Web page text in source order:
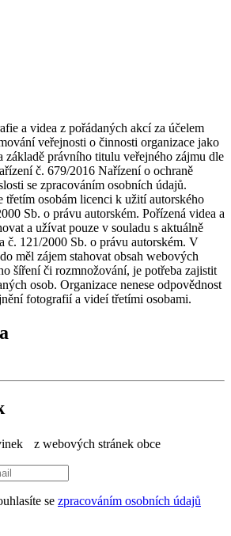
a videa z pořádaných akcí za účelem
veřejnosti o činnosti organizace jako
základě právního titulu veřejného zájmu dle
č. 679/2016 Nařízení o ochraně
se zpracováním osobních údajů.
třetím osobám licenci k užití autorského
Sb. o právu autorském. Pořízená videa a
a užívat pouze v souladu s aktuálně
č. 121/2000 Sb. o právu autorském. V
měl zájem stahovat obsah webových
šíření či rozmnožování, je potřeba zajistit
osob. Organizace nenese odpovědnost
fotografií a videí třetími osobami.
z webových stránek obce
se zpracováním osobních údajů